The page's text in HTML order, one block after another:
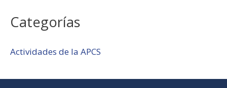
Categorías
Actividades de la APCS